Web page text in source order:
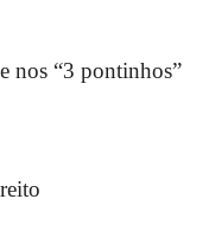
nos “3 pontinhos”